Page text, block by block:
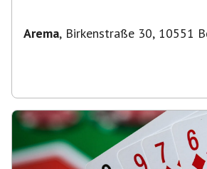
Arema, Birkenstraße 30, 10551